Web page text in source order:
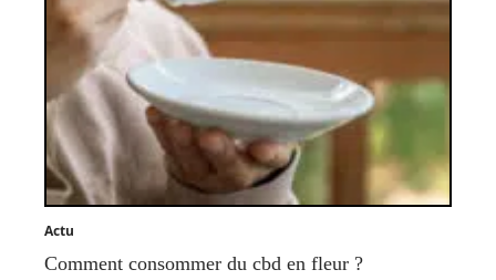
Actu
Comment consommer du cbd en fleur ?